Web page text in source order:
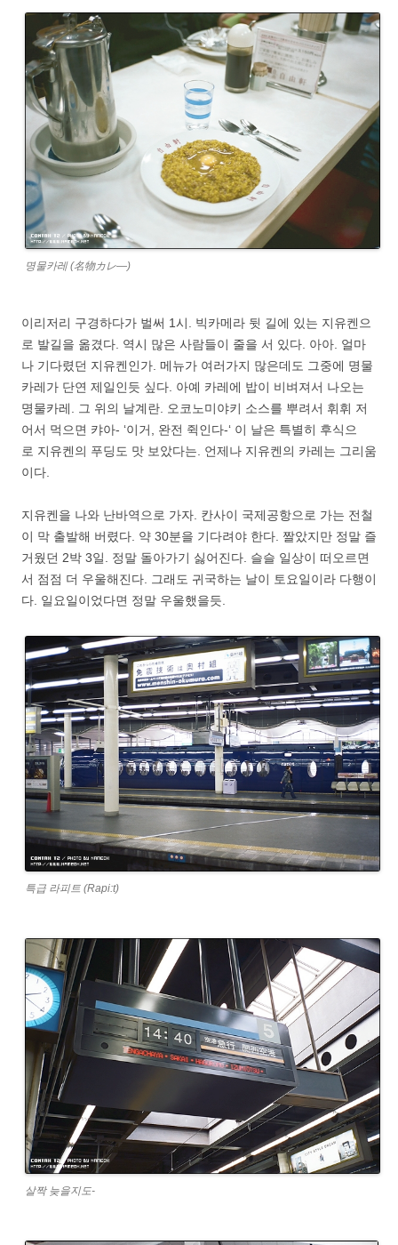
명물카레 (名物カレ―)
이리저리 구경하다가 벌써 1시. 빅카메라 뒷 길에 있는 지유켄으
로 발길을 옮겼다. 역시 많은 사람들이 줄을 서 있다. 아아. 얼마
나 기다렸던 지유켄인가. 메뉴가 여러가지 많은데도 그중에 명물
카레가 단연 제일인듯 싶다. 아예 카레에 밥이 비벼져서 나오는
명물카레. 그 위의 날계란. 오코노미야키 소스를 뿌려서 휘휘 저
어서 먹으면 캬아- ‘이거, 완전 쥑인다-‘ 이 날은 특별히 후식으
로 지유켄의 푸딩도 맛 보았다는. 언제나 지유켄의 카레는 그리움
이다.
지유켄을 나와 난바역으로 가자. 칸사이 국제공항으로 가는 전철
이 막 출발해 버렸다. 약 30분을 기다려야 한다. 짤았지만 정말 즐
거웠던 2박 3일. 정말 돌아가기 싫어진다. 슬슬 일상이 떠오르면
서 점점 더 우울해진다. 그래도 귀국하는 날이 토요일이라 다행이
다. 일요일이었다면 정말 우울했을듯.
특급 라피트 (Rapi:t)
살짝 늦을지도-